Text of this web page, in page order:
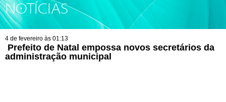
NOTÍCIAS
4 de fevereiro às 01:13
Prefeito de Natal empossa novos secretários da
administração municipal